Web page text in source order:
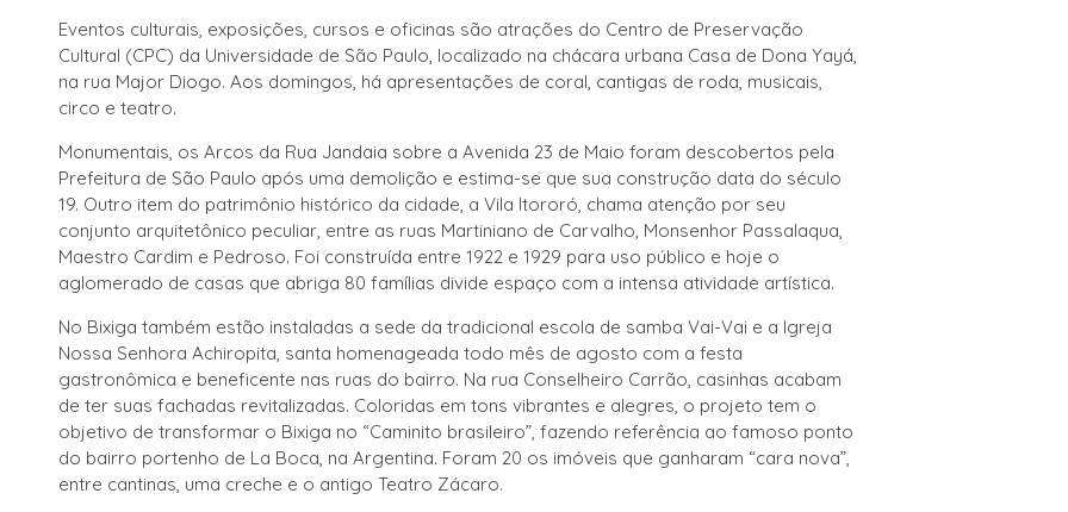
Eventos culturais, exposições, cursos e oficinas são atrações do Centro de Preservação
Cultural (CPC) da Universidade de São Paulo, localizado na chácara urbana Casa de Dona Yayá,
na rua Major Diogo. Aos domingos, há apresentações de coral, cantigas de roda, musicais,
circo e teatro.
Monumentais, os Arcos da Rua Jandaia sobre a Avenida 23 de Maio foram descobertos pela
Prefeitura de São Paulo após uma demolição e estima-se que sua construção data do século
19. Outro item do patrimônio histórico da cidade, a Vila Itororó, chama atenção por seu
conjunto arquitetônico peculiar, entre as ruas Martiniano de Carvalho, Monsenhor Passalaqua,
Maestro Cardim e Pedroso. Foi construída entre 1922 e 1929 para uso público e hoje o
aglomerado de casas que abriga 80 famílias divide espaço com a intensa atividade artística.
No Bixiga também estão instaladas a sede da tradicional escola de samba Vai-Vai e a Igreja
Nossa Senhora Achiropita, santa homenageada todo mês de agosto com a festa
gastronômica e beneficente nas ruas do bairro. Na rua Conselheiro Carrão, casinhas acabam
de ter suas fachadas revitalizadas. Coloridas em tons vibrantes e alegres, o projeto tem o
objetivo de transformar o Bixiga no “Caminito brasileiro”, fazendo referência ao famoso ponto
do bairro portenho de La Boca, na Argentina. Foram 20 os imóveis que ganharam “cara nova”,
entre cantinas, uma creche e o antigo Teatro Zácaro.